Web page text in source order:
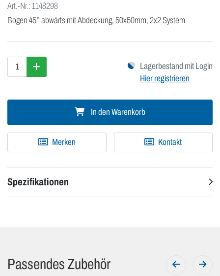
Art.-Nr.: 1148298
Bogen 45° abwärts mit Abdeckung, 50x50mm, 2x2 System
Lagerbestand mit Login
Hier registrieren
In den Warenkorb
Merken Kontakt
Spezifikationen
Passendes Zubehör